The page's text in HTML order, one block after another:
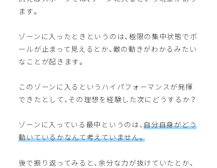
ます。
ゾーンに入ったときというのは、極限の集中状態でボ
ールが止まって見えるとか、敵の動きがわかるみたい
なことが起きます。
このゾーンに入るというハイパフォーマンスが発揮
できたとして、その理想を経験した次にどうするか？
ゾーンに入っている最中というのは、自分自身がどう
動いているかなんて考えていません。
後で振り返ってみると、余分な力が抜けていたとか、